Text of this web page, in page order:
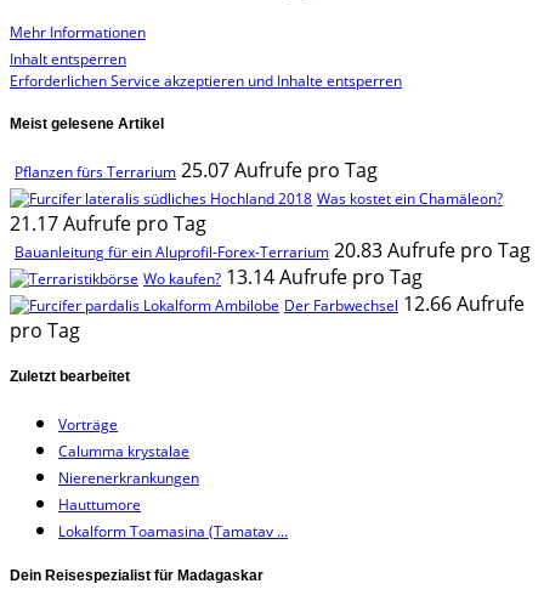
Mehr Informationen
Inhalt entsperren
Erforderlichen Service akzeptieren und Inhalte entsperren
Meist gelesene Artikel
Pflanzen fürs Terrarium 25.07 Aufrufe pro Tag
Was kostet ein Chamäleon?
21.17 Aufrufe pro Tag
Bauanleitung für ein Aluprofil-Forex-Terrarium 20.83 Aufrufe pro Tag
Wo kaufen? 13.14 Aufrufe pro Tag
Der Farbwechsel 12.66 Aufrufe
pro Tag
Zuletzt bearbeitet
Vorträge
Calumma krystalae
Nierenerkrankungen
Hauttumore
Lokalform Toamasina (Tamatav ...
Dein Reisespezialist für Madagaskar